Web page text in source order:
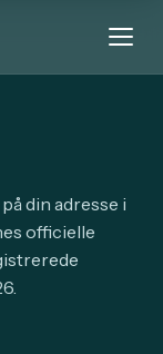
din adresse i
officielle